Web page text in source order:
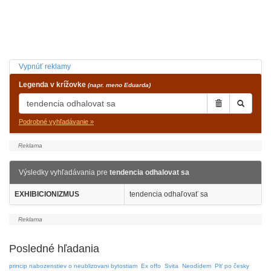
Vypnúť reklamy
Legenda v krížovke (napr. meno Eduarda)
Podrobné vyhľadávanie »
Výsledky vyhľadávania pre tendencia odhalovat sa
EXHIBICIONIZMUS tendencia odhaľovať sa
Posledné hľadania
princip nabozenstiev o neublizovani bytostiam Ex offo Svita Neodídem Plť po česky